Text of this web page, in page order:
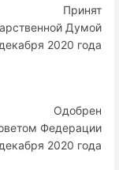
Принят
Думой
2020 года
Одобрен
Федерации
2020 года